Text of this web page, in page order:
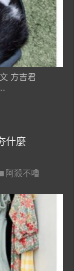
方吉君
什麼
阿殺不嚕